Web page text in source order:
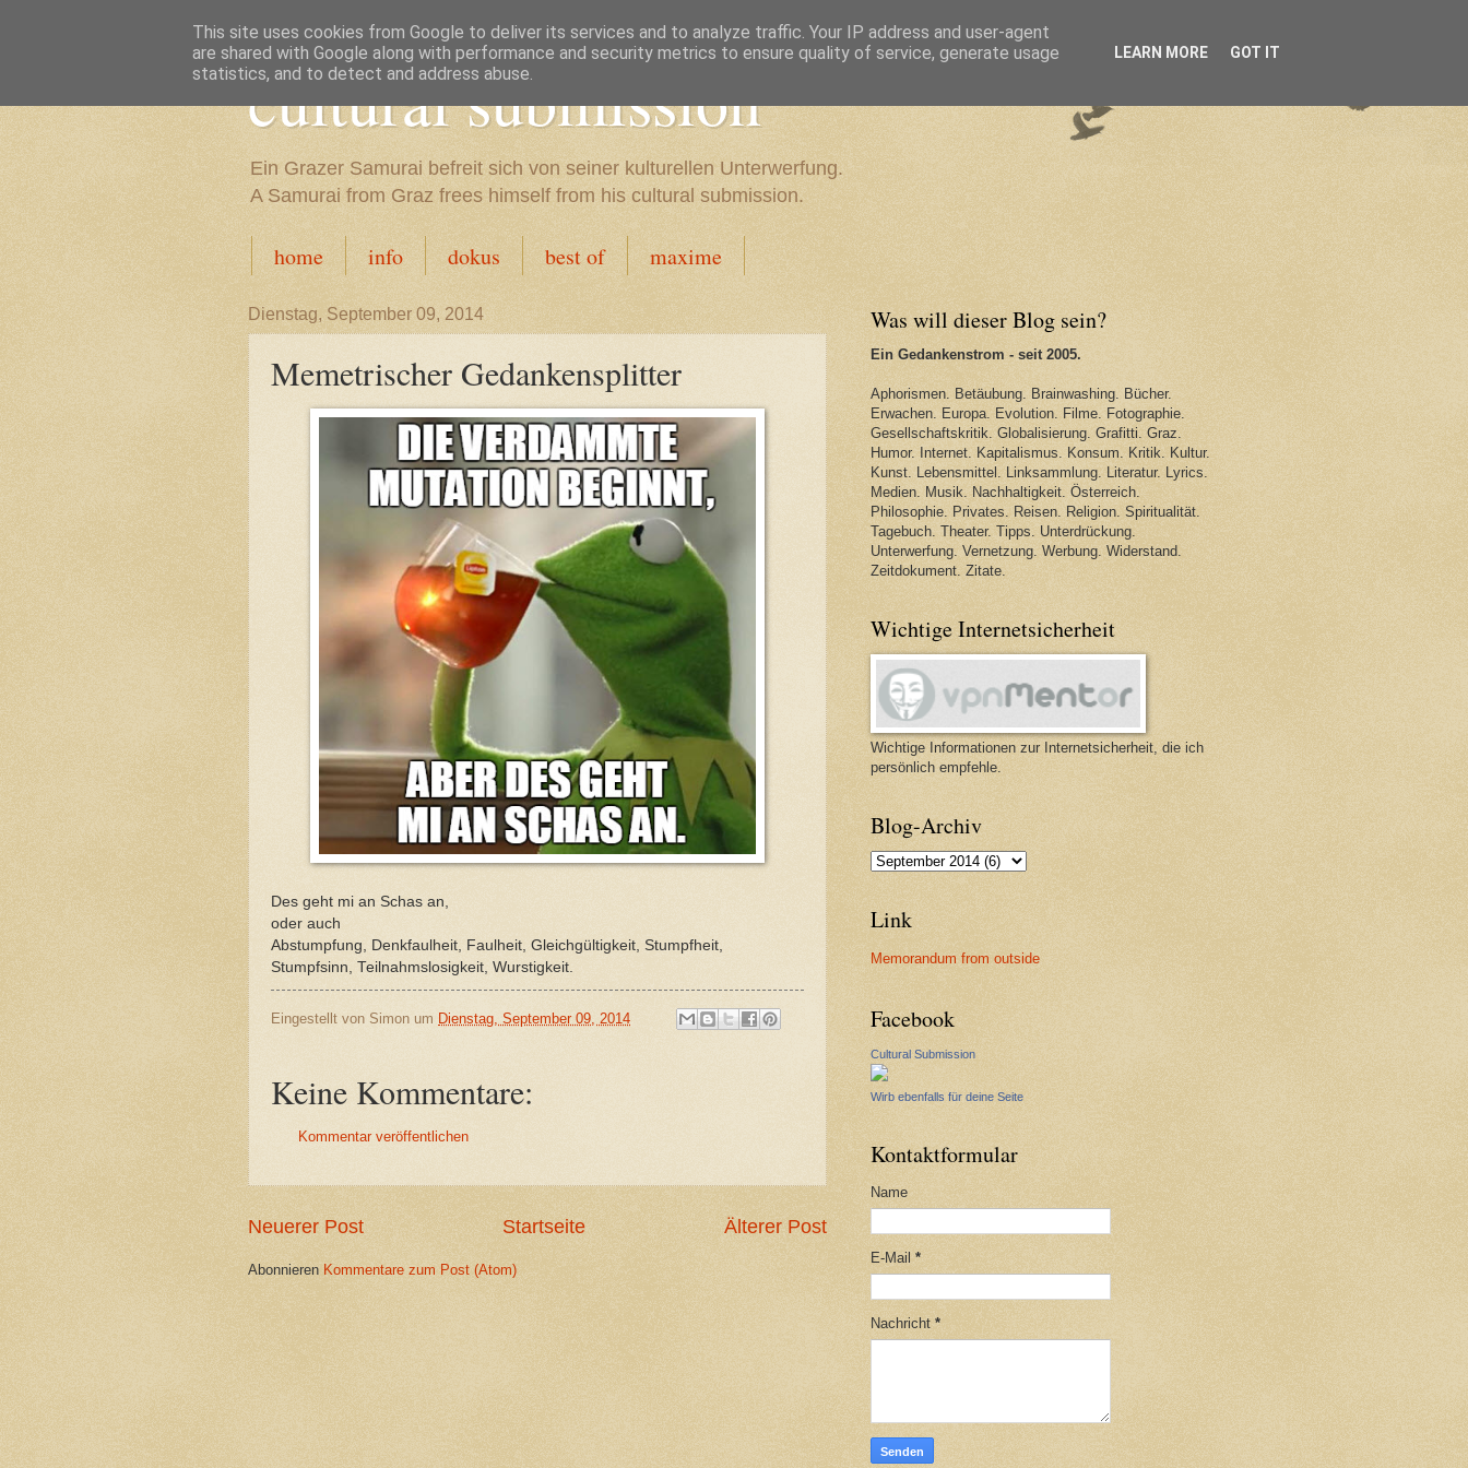
cultural submission
Ein Grazer Samurai befreit sich von seiner kulturellen Unterwerfung.
A Samurai from Graz frees himself from his cultural submission.
home info dokus best of maxime
Dienstag, September 09, 2014
Memetrischer Gedankensplitter
Des geht mi an Schas an,
oder auch
Abstumpfung, Denkfaulheit, Faulheit, Gleichgültigkeit, Stumpfheit,
Stumpfsinn, Teilnahmslosigkeit, Wurstigkeit.
Eingestellt von Simon um Dienstag, September 09, 2014
Keine Kommentare:
Kommentar veröffentlichen
Neuerer Post Älterer Post
Startseite
Abonnieren Kommentare zum Post (Atom)
Was will dieser Blog sein?
Ein Gedankenstrom - seit 2005.
Aphorismen. Betäubung. Brainwashing. Bücher.
Erwachen. Europa. Evolution. Filme. Fotographie.
Gesellschaftskritik. Globalisierung. Grafitti. Graz.
Humor. Internet. Kapitalismus. Konsum. Kritik. Kultur.
Kunst. Lebensmittel. Linksammlung. Literatur. Lyrics.
Medien. Musik. Nachhaltigkeit. Österreich.
Philosophie. Privates. Reisen. Religion. Spiritualität.
Tagebuch. Theater. Tipps. Unterdrückung.
Unterwerfung. Vernetzung. Werbung. Widerstand.
Zeitdokument. Zitate.
Wichtige Internetsicherheit
Wichtige Informationen zur Internetsicherheit, die ich
persönlich empfehle.
Blog-Archiv
Link
Memorandum from outside
Facebook
Cultural Submission
Wirb ebenfalls für deine Seite
Kontaktformular
Name
E-Mail *
Nachricht *
This site uses cookies from Google to deliver its services and to analyze traffic. Your IP address and user-agent
are shared with Google along with performance and security metrics to ensure quality of service, generate usage
statistics, and to detect and address abuse.
LEARN MORE GOT IT